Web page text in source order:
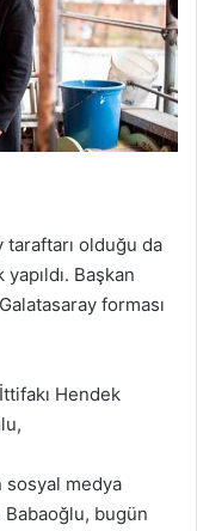
taraftarı olduğu da
yapıldı. Başkan
forması
Hendek
sosyal medya
Babaoğlu, bugün